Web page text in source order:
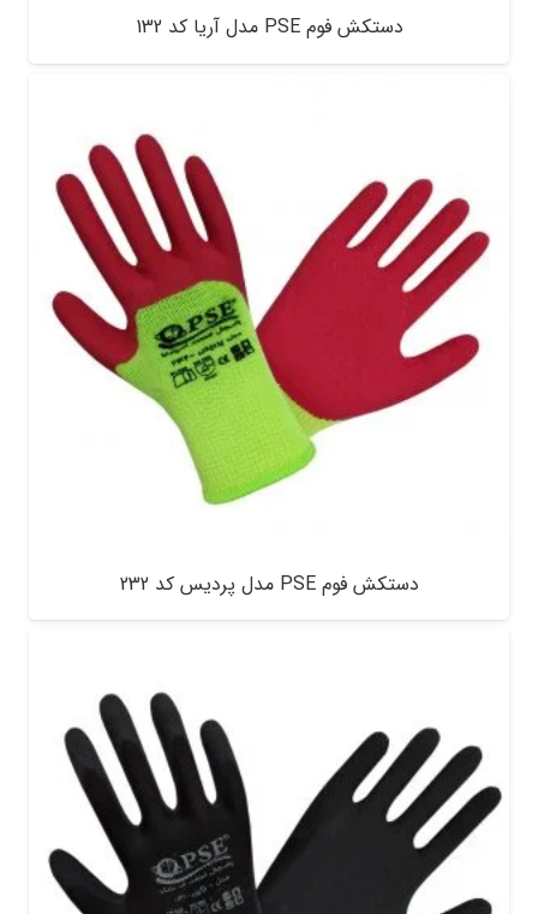
دستکش فوم PSE مدل آریا کد 132
دستکش فوم PSE مدل پردیس کد 232